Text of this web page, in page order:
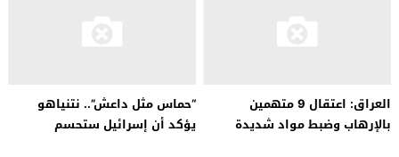
العراق: اعتقال 9 متهمين
بالإرهاب وضبط مواد شديدة
“حماس مثل داعش”.. نتنياهو
يؤكد أن إسرائيل ستحسم